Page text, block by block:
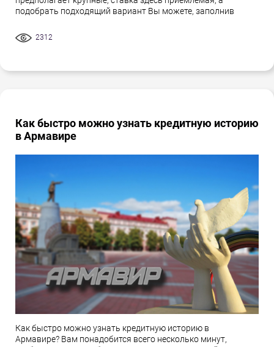
подобрать подходящий вариант Вы можете, заполнив
2312
Как быстро можно узнать кредитную историю
в Армавире
Как быстро можно узнать кредитную историю в
Армавире? Вам понадобится всего несколько минут,